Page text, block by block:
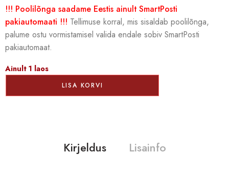
!!! Poolilõnga saadame Eestis ainult SmartPosti
pakiautomaati !!! Tellimuse korral, mis sisaldab poolilõnga,
palume ostu vormistamisel valida endale sobiv SmartPosti
pakiautomaat.
Ainult 1 laos
LISA KORVI
Kirjeldus Lisainfo